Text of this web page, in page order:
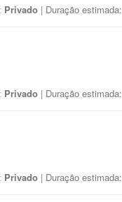
Privado | Duração estimada:
Privado | Duração estimada:
Privado | Duração estimada: